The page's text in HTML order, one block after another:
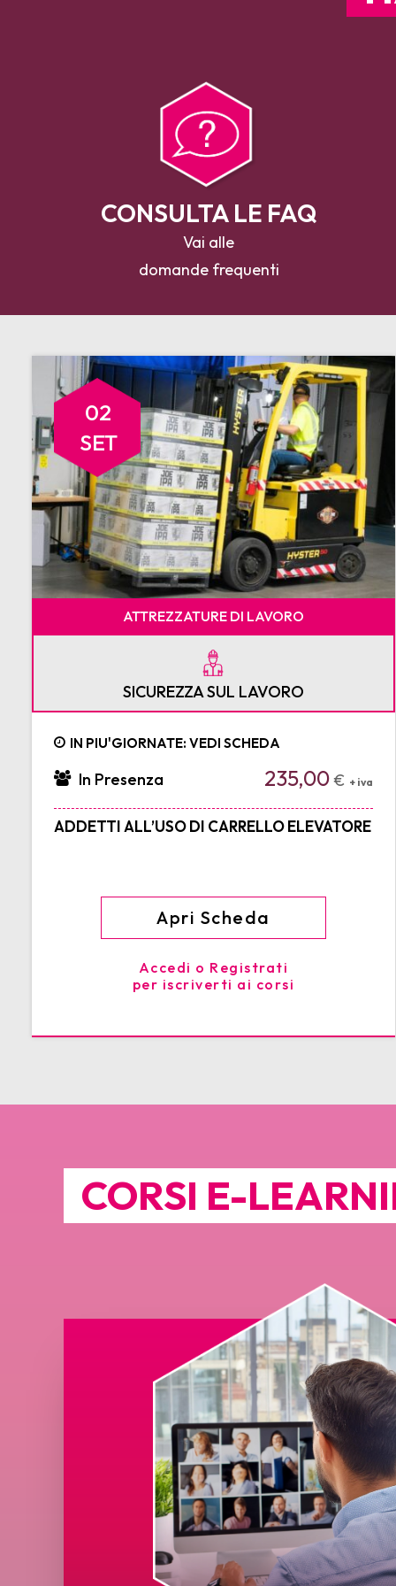
CONSULTA LE FAQ
Vai alle
domande frequenti
02
SET
ATTREZZATURE DI LAVORO
SICUREZZA SUL LAVORO
IN PIU'GIORNATE: VEDI SCHEDA
235,00€ + iva
In Presenza
ADDETTI ALL’USO DI CARRELLO ELEVATORE
Apri Scheda
Accedi o Registrati
per iscriverti ai corsi
CORSI E-